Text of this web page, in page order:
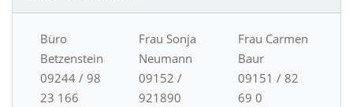
Büro
Betzenstein
09244 / 98
23 166
Frau Sonja
Neumann
09152 /
921890
Frau Carmen
Baur
09151 / 82
69 0